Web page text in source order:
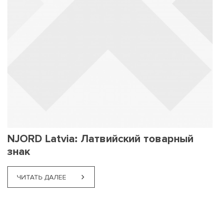
NJORD Latvia: Латвийский товарный
знак
ЧИТАТЬ ДАЛЕЕ